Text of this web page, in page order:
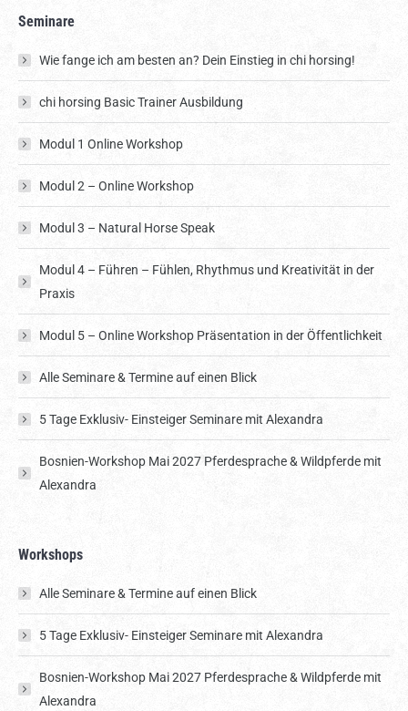
Seminare
Wie fange ich am besten an? Dein Einstieg in chi horsing!
chi horsing Basic Trainer Ausbildung
Modul 1 Online Workshop
Modul 2 – Online Workshop
Modul 3 – Natural Horse Speak
Modul 4 – Führen – Fühlen, Rhythmus und Kreativität in der
Praxis
Modul 5 – Online Workshop Präsentation in der Öffentlichkeit
Alle Seminare & Termine auf einen Blick
5 Tage Exklusiv- Einsteiger Seminare mit Alexandra
Bosnien-Workshop Mai 2027 Pferdesprache & Wildpferde mit
Alexandra
Workshops
Alle Seminare & Termine auf einen Blick
5 Tage Exklusiv- Einsteiger Seminare mit Alexandra
Bosnien-Workshop Mai 2027 Pferdesprache & Wildpferde mit
Alexandra